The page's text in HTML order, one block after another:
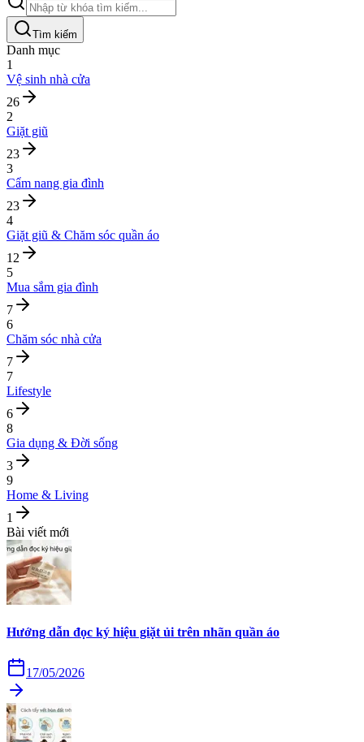
Tìm kiếm
Danh mục
1
Vệ sinh nhà cửa
26
2
Giặt giũ
23
3
Cẩm nang gia đình
23
4
Giặt giũ & Chăm sóc quần áo
12
5
Mua sắm gia đình
7
6
Chăm sóc nhà cửa
7
7
Lifestyle
6
8
Gia dụng & Đời sống
3
9
Home & Living
1
Bài viết mới
Hướng dẫn đọc ký hiệu giặt ủi trên nhãn quần áo
17/05/2026